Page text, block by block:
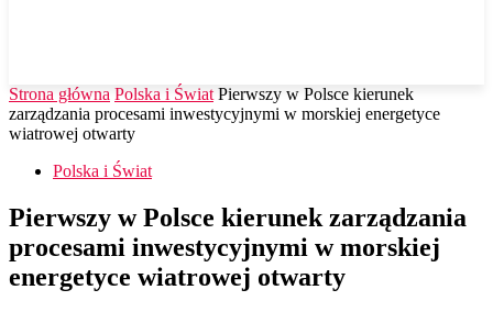
Strona główna Polska i Świat Pierwszy w Polsce kierunek
zarządzania procesami inwestycyjnymi w morskiej energetyce
wiatrowej otwarty
Polska i Świat
Pierwszy w Polsce kierunek zarządzania
procesami inwestycyjnymi w morskiej
energetyce wiatrowej otwarty